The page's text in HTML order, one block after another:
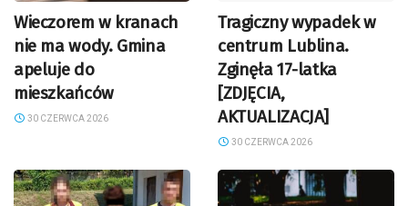
Wieczorem w kranach
nie ma wody. Gmina
apeluje do
mieszkańców
30 CZERWCA 2026
Tragiczny wypadek w
centrum Lublina.
Zginęła 17-latka
[ZDJĘCIA,
AKTUALIZACJA]
30 CZERWCA 2026